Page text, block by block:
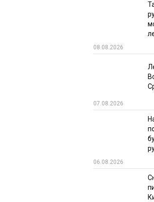
СУШКА ДРЕВЕСИНЫ
ИТОГИ МЕРОПРИЯТИЙ
08.08.2026
07.08.2026
06.08.2026